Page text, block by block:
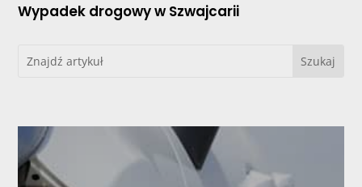
Wypadek drogowy w Szwajcarii